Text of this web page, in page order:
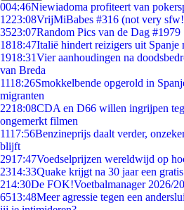
004:46Niewiadoma profiteert van
1223:08VrijMiBabes #316 (not very
3523:07Random Pics van de Dag #1979
1818:47Italië hindert reizigers uit Spanje
1918:31Vier aanhoudingen na
van Breda
1118:26Smokkelbende opgerold in
migranten
2218:08CDA en D66 willen ingrijpen
ongemerkt filmen
1117:56Benzineprijs daalt verder,
blijft
2917:47Voedselprijzen wereldwijd op
2314:33Quake krijgt na 30 jaar een
214:30De FOK!Voetbalmanager 2026/
6513:48Meer agressie tegen een